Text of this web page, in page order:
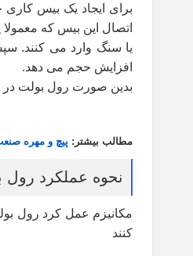
برای ایجاد یک بیس
اتصال این بیس که
یا سنگ وارد می کنند.
افزایش حجم می دهد.
بدین صورت رول بولت
مطالب بیشتر: پیچ و مهره
نحوه عملکرد رول
مکانیزم عمل کرد رول
کنند